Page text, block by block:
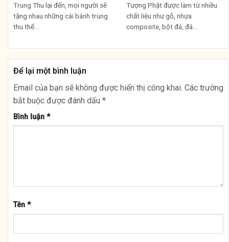
Trung Thu lại đến, mọi người sẽ
tặng nhau những cái bánh trung
thu thể...
Tượng Phật được làm từ nhiều
chất liệu như gỗ, nhựa
composite, bột đá, đá...
Để lại một bình luận
Email của bạn sẽ không được hiển thị công khai. Các trường
bắt buộc được đánh dấu *
Bình luận *
Tên *